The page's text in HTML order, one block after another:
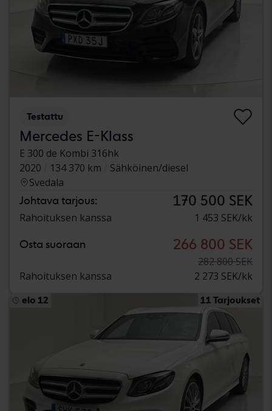
Testattu
Mercedes E-Klass
E 300 de Kombi 316hk
2020
134 370 km
Sähköinen/diesel
Svedala
Johtava tarjous: 170 500 SEK
Rahoituksen kanssa 1 453 SEK/kk
Osta suoraan 266 800 SEK
282 800 SEK
Rahoituksen kanssa
2 273 SEK/kk
elo 12 11 Tarjoukset